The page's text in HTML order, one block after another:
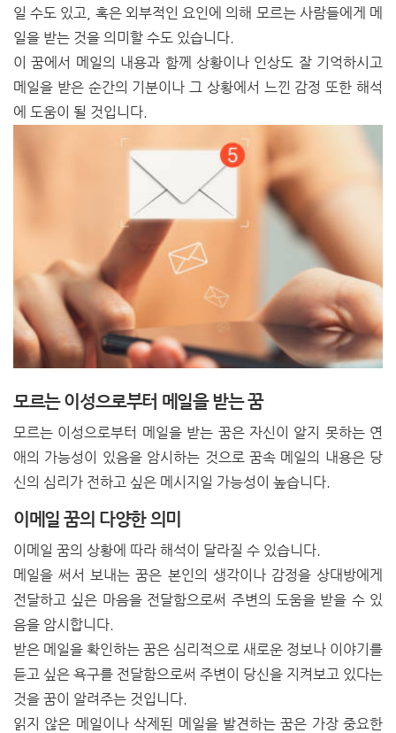
일 수도 있고, 혹은 외부적인 요인에 의해 모르는 사람들에게 메
일을 받는 것을 의미할 수도 있습니다.
이 꿈에서 메일의 내용과 함께 상황이나 인상도 잘 기억하시고
메일을 받은 순간의 기분이나 그 상황에서 느낀 감정 또한 해석
에 도움이 될 것입니다.
모르는 이성으로부터 메일을 받는 꿈
모르는 이성으로부터 메일을 받는 꿈은 자신이 알지 못하는 연
애의 가능성이 있음을 암시하는 것으로 꿈속 메일의 내용은 당
신의 심리가 전하고 싶은 메시지일 가능성이 높습니다.
이메일 꿈의 다양한 의미
이메일 꿈의 상황에 따라 해석이 달라질 수 있습니다.
메일을 써서 보내는 꿈은 본인의 생각이나 감정을 상대방에게
전달하고 싶은 마음을 전달함으로써 주변의 도움을 받을 수 있
음을 암시합니다.
받은 메일을 확인하는 꿈은 심리적으로 새로운 정보나 이야기를
듣고 싶은 욕구를 전달함으로써 주변이 당신을 지켜보고 있다는
것을 꿈이 알려주는 것입니다.
읽지 않은 메일이나 삭제된 메일을 발견하는 꿈은 가장 중요한